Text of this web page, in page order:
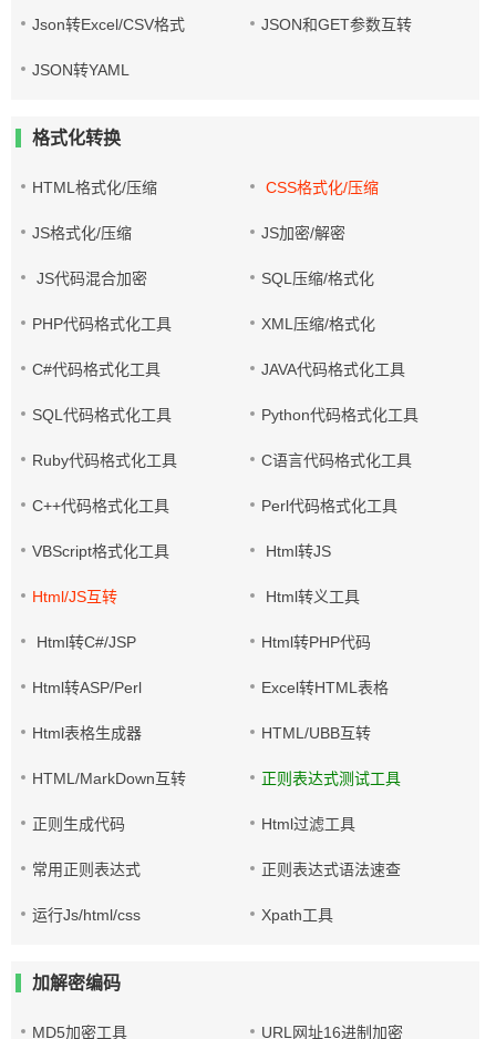
Json转Excel/CSV格式 JSON和GET参数互转
JSON转YAML
格式化转换
HTML格式化/压缩 CSS格式化/压缩
JS格式化/压缩 JS加密/解密
JS代码混合加密 SQL压缩/格式化
PHP代码格式化工具 XML压缩/格式化
C#代码格式化工具 JAVA代码格式化工具
SQL代码格式化工具 Python代码格式化工具
Ruby代码格式化工具 C语言代码格式化工具
C++代码格式化工具 Perl代码格式化工具
VBScript格式化工具 Html转JS
Html/JS互转 Html转义工具
Html转C#/JSP Html转PHP代码
Html转ASP/Perl Excel转HTML表格
Html表格生成器 HTML/UBB互转
HTML/MarkDown互转 正则表达式测试工具
正则生成代码 Html过滤工具
常用正则表达式 正则表达式语法速查
运行Js/html/css Xpath工具
加解密编码
MD5加密工具 URL网址16进制加密